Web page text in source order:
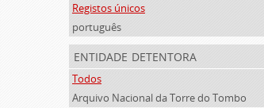
Registos únicos
português
entidade detentora
Todos
Arquivo Nacional da Torre do Tombo